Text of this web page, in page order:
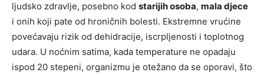
ljudsko zdravlje, posebno kod starijih osoba, mala djece
i onih koji pate od hroničnih bolesti. Ekstremne vrućine
povećavaju rizik od dehidracije, iscrpljenosti i toplotnog
udara. U noćnim satima, kada temperature ne opadaju
ispod 20 stepeni, organizmu je otežano da se oporavi, što